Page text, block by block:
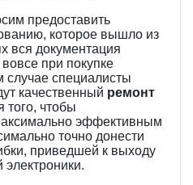
предоставить
которое вышло из
вся документация
при покупке
специалисты
качественный ремонт
того, чтобы
эффективным
точно донести
приведшей к выходу